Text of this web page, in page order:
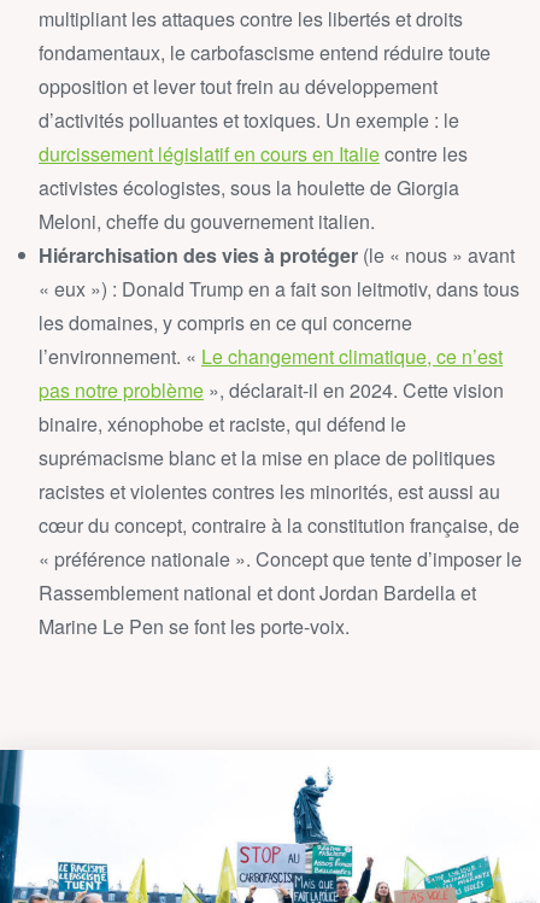
multipliant les attaques contre les libertés et droits
fondamentaux, le carbofascisme entend réduire toute
opposition et lever tout frein au développement
d’activités polluantes et toxiques. Un exemple : le
durcissement législatif en cours en Italiecontre les
activistes écologistes, sous la houlette de Giorgia
Meloni, cheffe du gouvernement italien.
Hiérarchisation des vies à protéger (le « nous » avant
« eux ») : Donald Trump en a fait son leitmotiv, dans tous
les domaines, y compris en ce qui concerne
l’environnement. « Le changement climatique, ce n’est
pas notre problème », déclarait-il en 2024. Cette vision
binaire, xénophobe et raciste, qui défend le
suprémacisme blanc et la mise en place de politiques
racistes et violentes contres les minorités, est aussi au
cœur du concept, contraire à la constitution française, de
« préférence nationale ». Concept que tente d’imposer le
Rassemblement national et dont Jordan Bardella et
Marine Le Pen se font les porte-voix.